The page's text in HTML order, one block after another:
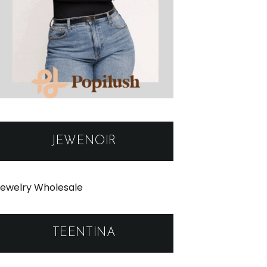
JEWENOIR
Wholesale
TEENTINA